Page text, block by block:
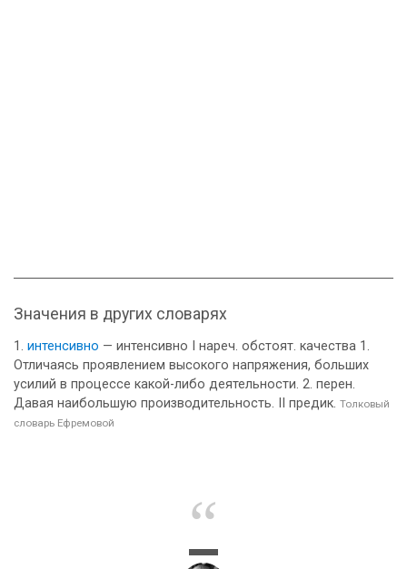
Значения в других словарях
интенсивно — интенсивно I нареч. обстоят. качества 1.
Отличаясь проявлением высокого напряжения, больших
усилий в процессе какой-либо деятельности. 2. перен.
Давая наибольшую производительность. II предик. Толковый
словарь Ефремовой